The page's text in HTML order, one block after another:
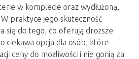
w komplecie oraz wydłużoną,
praktyce jego skuteczność
się do tego, co oferują droższe
ciekawa opcja dla osób, które
ceny do możliwości i nie gonią za